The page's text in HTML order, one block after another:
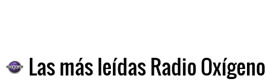
Las más leídas Radio Oxígeno